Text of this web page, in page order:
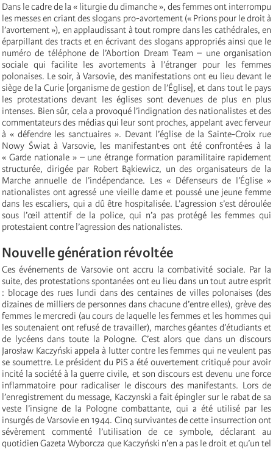
Dans le cadre de la « liturgie du dimanche », des femmes ont interrompu
les messes en criant des slogans pro-avortement (« Prions pour le droit à
l’avortement »), en applaudissant à tout rompre dans les cathédrales, en
éparpillant des tracts et en écrivant des slogans appropriés ainsi que le
numéro de téléphone de l’Abortion Dream Team – une organisation
sociale qui facilite les avortements à l’étranger pour les femmes
polonaises. Le soir, à Varsovie, des manifestations ont eu lieu devant le
siège de la Curie [organisme de gestion de l’Église], et dans tout le pays
les protestations devant les églises sont devenues de plus en plus
intenses. Bien sûr, cela a provoqué l’indignation des nationalistes et des
commentateurs des médias qui leur sont proches, appelant avec ferveur
à « défendre les sanctuaires ». Devant l’église de la Sainte-Croix rue
Nowy Świat à Varsovie, les manifestant·es ont été confronté·es à la
« Garde nationale » – une étrange formation paramilitaire rapidement
structurée, dirigée par Robert Bąkiewicz, un des organisateurs de la
Marche annuelle de l’indépendance. Les « Défenseurs de l’Église »
nationalistes ont agressé une vieille dame et poussé une jeune femme
dans les escaliers, qui a dû être hospitalisée. L’agression s’est déroulée
sous l’œil attentif de la police, qui n’a pas protégé les femmes qui
protestaient contre l’agression des nationalistes.
Nouvelle génération révoltée
Ces événements de Varsovie ont accru la combativité sociale. Par la
suite, des protestations spontanées ont eu lieu dans un tout autre esprit
: blocage des rues lundi dans des centaines de villes polonaises (des
dizaines de milliers de personnes dans chacune d’entre elles), grève des
femmes le mercredi (au cours de laquelle les femmes et les hommes qui
les soutenaient ont refusé de travailler), marches géantes d’étudiants et
de lycéens dans toute la Pologne. C’est alors que dans un discours
Jarosław Kaczyński appela à lutter contre les femmes qui ne veulent pas
se soumettre. Le président du PiS a été ouvertement critiqué pour avoir
incité la société à la guerre civile, et son discours est devenu une force
inflammatoire pour radicaliser le discours des manifestants. Lors de
l’enregistrement du message, Kaczynski a fait épingler sur le rabat de sa
veste l’insigne de la Pologne combattante, qui a été utilisé par les
insurgés de Varsovie en 1944. Cinq survivantes de cette insurrection ont
sévèrement commenté l’utilisation de ce symbole, déclarant au
quotidien Gazeta Wyborcza que Kaczyński n’en a pas le droit et qu’un tel